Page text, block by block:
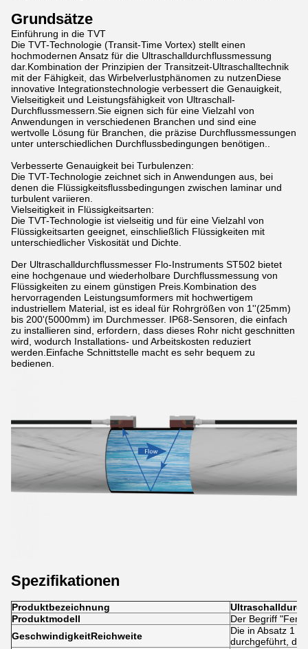
Grundsätze
Einführung in die TVT
Die TVT-Technologie (Transit-Time Vortex) stellt einen
hochmodernen Ansatz für die Ultraschalldurchflussmessung
dar.Kombination der Prinzipien der Transitzeit-Ultraschalltechnik
mit der Fähigkeit, das Wirbelverlustphänomen zu nutzenDiese
innovative Integrationstechnologie verbessert die Genauigkeit,
Vielseitigkeit und Leistungsfähigkeit von Ultraschall-
Durchflussmessern.Sie eignen sich für eine Vielzahl von
Anwendungen in verschiedenen Branchen und sind eine
wertvolle Lösung für Branchen, die präzise Durchflussmessungen
unter unterschiedlichen Durchflussbedingungen benötigen..
Verbesserte Genauigkeit bei Turbulenzen:
Die TVT-Technologie zeichnet sich in Anwendungen aus, bei
denen die Flüssigkeitsflussbedingungen zwischen laminar und
turbulent variieren.
Vielseitigkeit in Flüssigkeitsarten:
Die TVT-Technologie ist vielseitig und für eine Vielzahl von
Flüssigkeitsarten geeignet, einschließlich Flüssigkeiten mit
unterschiedlicher Viskosität und Dichte.
Der Ultraschalldurchflussmesser Flo-Instruments ST502 bietet
eine hochgenaue und wiederholbare Durchflussmessung von
Flüssigkeiten zu einem günstigen Preis.Kombination des
hervorragenden Leistungsumformers mit hochwertigem
industriellem Material, ist es ideal für Rohrgrößen von 1''(25mm)
bis 200'(5000mm) im Durchmesser. IP68-Sensoren, die einfach
zu installieren sind, erfordern, dass dieses Rohr nicht geschnitten
wird, wodurch Installations- und Arbeitskosten reduziert
werden.Einfache Schnittstelle macht es sehr bequem zu
bedienen.
Spezifikationen
Produktbezeichnung
Produktmodell
Der Begriff
GeschwindigkeitReichweite
Die in Absatz 1
durchgeführt,